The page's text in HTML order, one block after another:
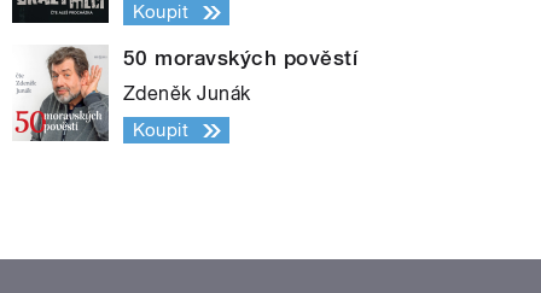
Koupit
50 moravských pověstí
Zdeněk Junák
Koupit